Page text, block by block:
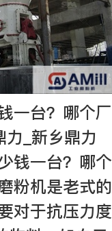
一台？哪个厂
_新乡鼎力
钱一台？哪个
粉机是老式的
对于抗压力度